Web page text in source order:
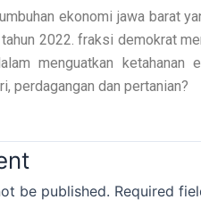
ekonomi jawa barat
2022. fraksi demokrat
menguatkan ketahanan
perdagangan dan pertanian?
be published. Required